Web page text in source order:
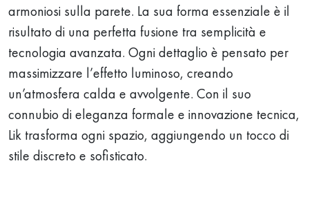
armoniosi sulla parete. La sua forma essenziale è il
risultato di una perfetta fusione tra semplicità e
tecnologia avanzata. Ogni dettaglio è pensato per
massimizzare l’effetto luminoso, creando
un’atmosfera calda e avvolgente. Con il suo
connubio di eleganza formale e innovazione tecnica,
Lik trasforma ogni spazio, aggiungendo un tocco di
stile discreto e sofisticato.